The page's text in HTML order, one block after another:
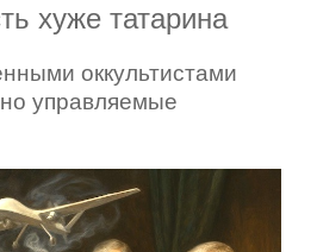
хуже татарина
оккультистами
управляемые